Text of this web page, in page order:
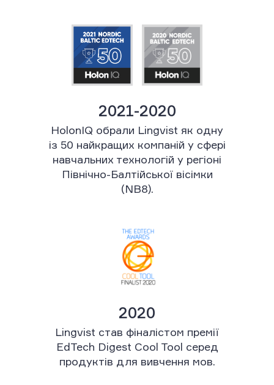
2019
Lingvist посів перше місце серед
рішень для підготовки до TOEIC
практичного володіння
англійською мовою» у Японії
2019
вивчення мов